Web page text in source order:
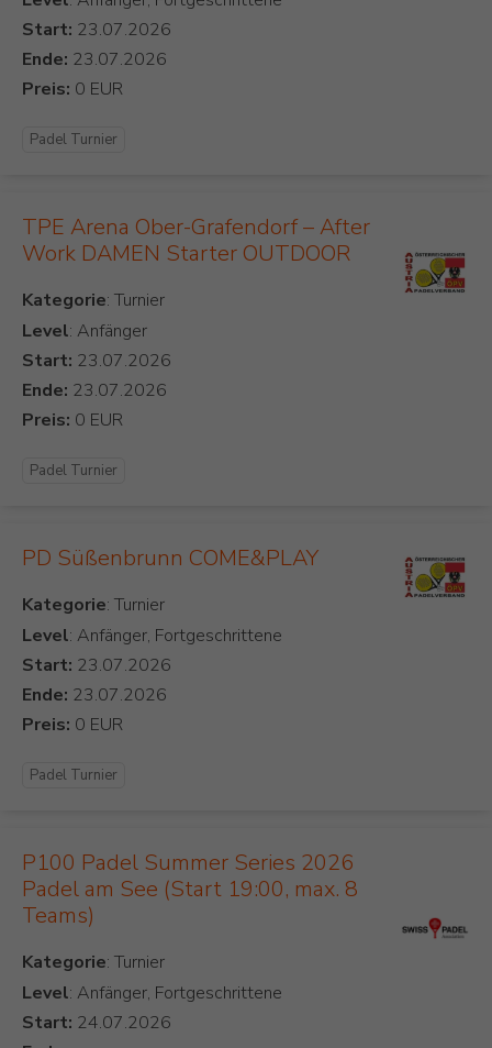
Start:
Ende:
Preis:
Padel Turnier
TPE Arena Ober-Grafendorf – After
Work DAMEN Starter OUTDOOR
Kategorie
Level: Anfänger
Start:
Ende:
Preis:
Padel Turnier
PD Süßenbrunn COME&PLAY
Kategorie
Level: Anfänger, Fortgeschrittene
Start:
Ende:
Preis:
Padel Turnier
P100 Padel Summer Series 2026
Padel am See (Start 19:00, max. 8
Teams)
Kategorie
Level: Anfänger, Fortgeschrittene
Start: